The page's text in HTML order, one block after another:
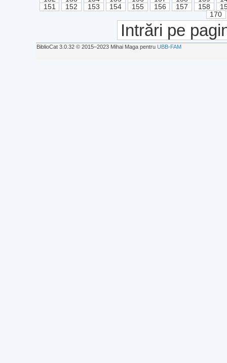
151
152 153 154 155 156 157 158
170
Intrări pe
BiblioCat 3.0.32 © 2015‒2023 Mihai Maga pentru UBB-FAM